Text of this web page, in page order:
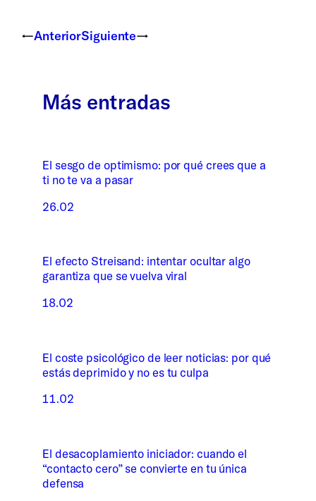
←AnteriorSiguiente→
Más entradas
El sesgo de optimismo: por qué crees que a
ti no te va a pasar
26.02
El efecto Streisand: intentar ocultar algo
garantiza que se vuelva viral
18.02
El coste psicológico de leer noticias: por qué
estás deprimido y no es tu culpa
11.02
El desacoplamiento iniciador: cuando el
“contacto cero” se convierte en tu única
defensa